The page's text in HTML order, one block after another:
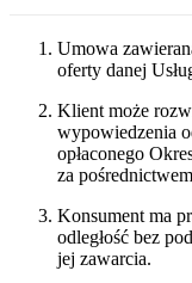
Umowa
oferty danej
Klient może
wypowiedzenia
opłaconego
za
Konsument ma
odległość bez
jej zawarcia.